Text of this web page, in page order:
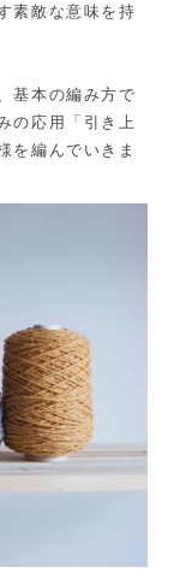
素敵な意味を持
基本の編み方で
の応用「引き上
を編んでいきま